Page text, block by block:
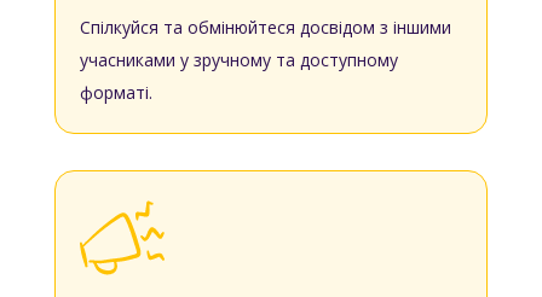
Спілкуйся та обмінюйтеся досвідом з іншими
учасниками у зручному та доступному
форматі.